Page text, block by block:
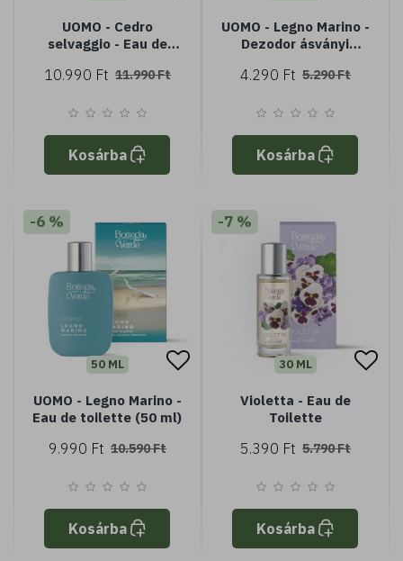
UOMO - Cedro
selvaggio - Eau de
kivonattal (50 ml)
10.990 Ft 11.990 Ft
Kosárba
UOMO - Legno Marino -
Dezodor ásványi
4.290 Ft 5.290 Ft
Kosárba
-6 %
50 ML
UOMO - Legno Marino -
Eau de toilette (50 ml)
9.990 Ft 10.590 Ft
Kosárba
-7 %
30 ML
Violetta - Eau de
Toilette
5.390 Ft 5.790 Ft
Kosárba